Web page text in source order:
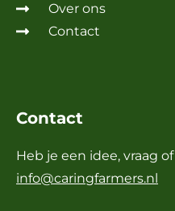
Over ons
Contact
Contact
Heb je een idee, vraag
info@caringfarmers.nl